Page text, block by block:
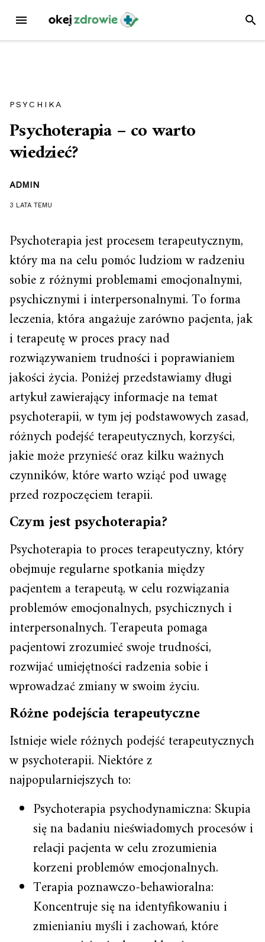
treści
MENU
PSYCHIKA
Psychoterapia – co warto
wiedzieć?
ADMIN
3 LATA TEMU
Psychoterapia jest procesem terapeutycznym,
który ma na celu pomóc ludziom w radzeniu
sobie z różnymi problemami emocjonalnymi,
psychicznymi i interpersonalnymi. To forma
leczenia, która angażuje zarówno pacjenta, jak
i terapeutę w proces pracy nad
rozwiązywaniem trudności i poprawianiem
jakości życia. Poniżej przedstawiamy długi
artykuł zawierający informacje na temat
psychoterapii, w tym jej podstawowych zasad,
różnych podejść terapeutycznych, korzyści,
jakie może przynieść oraz kilku ważnych
czynników, które warto wziąć pod uwagę
przed rozpoczęciem terapii.
Czym jest psychoterapia?
Psychoterapia to proces terapeutyczny, który
obejmuje regularne spotkania między
pacjentem a terapeutą, w celu rozwiązania
problemów emocjonalnych, psychicznych i
interpersonalnych. Terapeuta pomaga
pacjentowi zrozumieć swoje trudności,
rozwijać umiejętności radzenia sobie i
wprowadzać zmiany w swoim życiu.
Różne podejścia terapeutyczne
Istnieje wiele różnych podejść terapeutycznych
w psychoterapii. Niektóre z
najpopularniejszych to:
Psychoterapia psychodynamiczna: Skupia
się na badaniu nieświadomych procesów i
relacji pacjenta w celu zrozumienia
korzeni problemów emocjonalnych.
Terapia poznawczo-behawioralna:
Koncentruje się na identyfikowaniu i
zmienianiu myśli i zachowań, które